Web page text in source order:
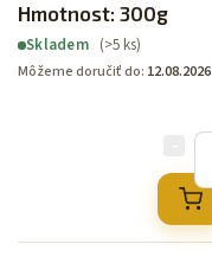
Hmotnost: 300g
Skladem (>5 ks)
Môžeme doručiť do: 12.08.2026